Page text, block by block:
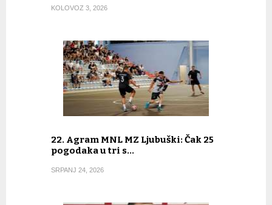
KOLOVOZ 3, 2026
22. Agram MNL MZ Ljubuški: Čak 25
pogodaka u tri s…
SRPANJ 24, 2026